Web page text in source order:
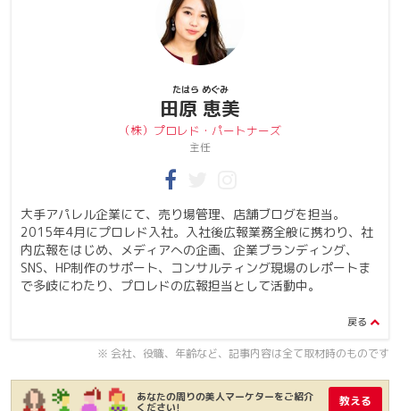
田原 恵美
たはら めぐみ
（株）プロレド・パートナーズ
主任
大手アパレル企業にて、売り場管理、店舗ブログを担当。
2015年4月にプロレド入社。入社後広報業務全般に携わり、社
内広報をはじめ、メディアへの企画、企業ブランディング、
SNS、HP制作のサポート、コンサルティング現場のレポートま
で多岐にわたり、プロレドの広報担当として活動中。
※ 会社、役職、年齢など、記事内容は全て取材時のものです
あなたの周りの美人マーケターをご紹介
ください! 教える